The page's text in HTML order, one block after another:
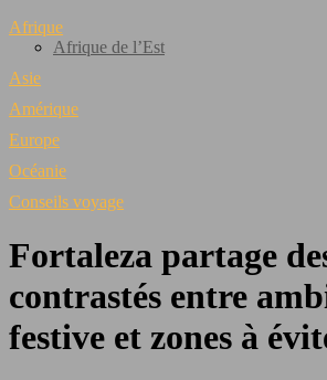
Afrique
Afrique de l’Est
Asie
Amérique
Europe
Océanie
Conseils voyage
Fortaleza partage
contrastés entre
festive et zones à